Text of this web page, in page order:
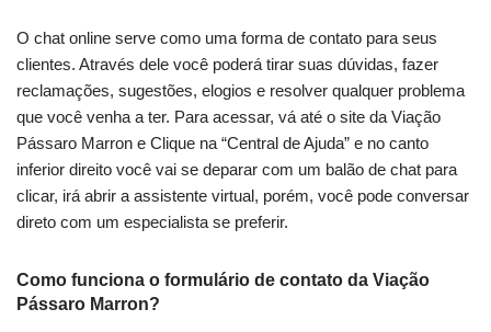
O chat online serve como uma forma de contato para seus
clientes. Através dele você poderá tirar suas dúvidas, fazer
reclamações, sugestões, elogios e resolver qualquer problema
que você venha a ter. Para acessar, vá até o site da Viação
Pássaro Marron e Clique na “Central de Ajuda” e no canto
inferior direito você vai se deparar com um balão de chat para
clicar, irá abrir a assistente virtual, porém, você pode conversar
direto com um especialista se preferir.
Como funciona o formulário de contato da Viação
Pássaro Marron?